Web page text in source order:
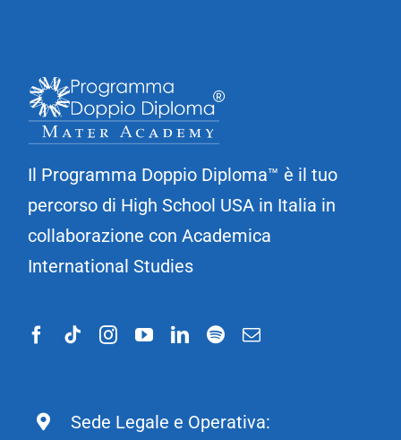
Il Programma Doppio Diploma™ è il tuo
percorso di High School USA in Italia in
collaborazione con Academica
International Studies
Sede Legale e Operativa: